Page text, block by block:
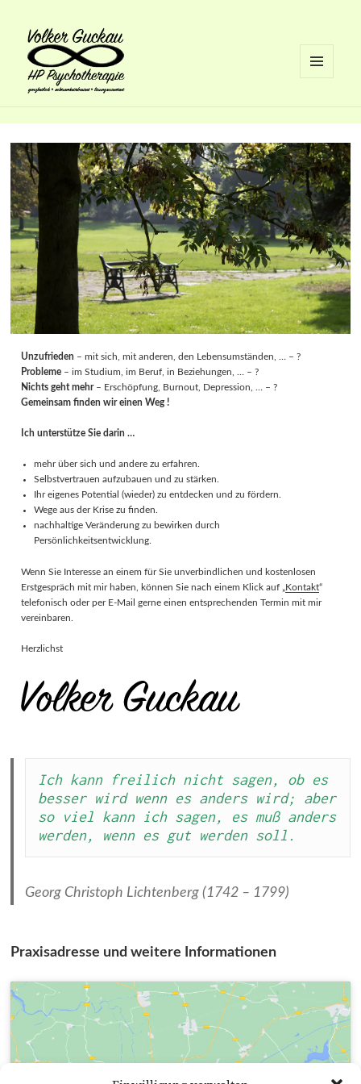
Unzufrieden – mit sich, mit anderen, den Lebensumständen, … – ?
Probleme – im Studium, im Beruf, in Beziehungen, … – ?
Nichts geht mehr– Erschöpfung, Burnout, Depression, … – ?
Gemeinsam finden wir einen Weg !
Ich unterstütze Sie darin …
mehr über sich und andere zu erfahren.
Selbstvertrauen aufzubauen und zu stärken.
Ihr eigenes Potential (wieder) zu entdecken und zu fördern.
Wege aus der Krise zu finden.
nachhaltige Veränderung zu bewirken durch
Persönlichkeitsentwicklung.
Wenn Sie Interesse an einem für Sie unverbindlichen und kostenlosen
Erstgespräch mit mir haben, können Sie nach einem Klick auf „Kontakt“
telefonisch oder per E-Mail gerne einen entsprechenden Termin mit mir
vereinbaren.
Herzlichst
Ich kann freilich nicht sagen, ob es
besser wird wenn es anders wird; aber
so viel kann ich sagen, es muß anders
werden, wenn es gut werden soll.
Georg Christoph Lichtenberg (1742 – 1799)
Praxisadresse und weitere Informationen